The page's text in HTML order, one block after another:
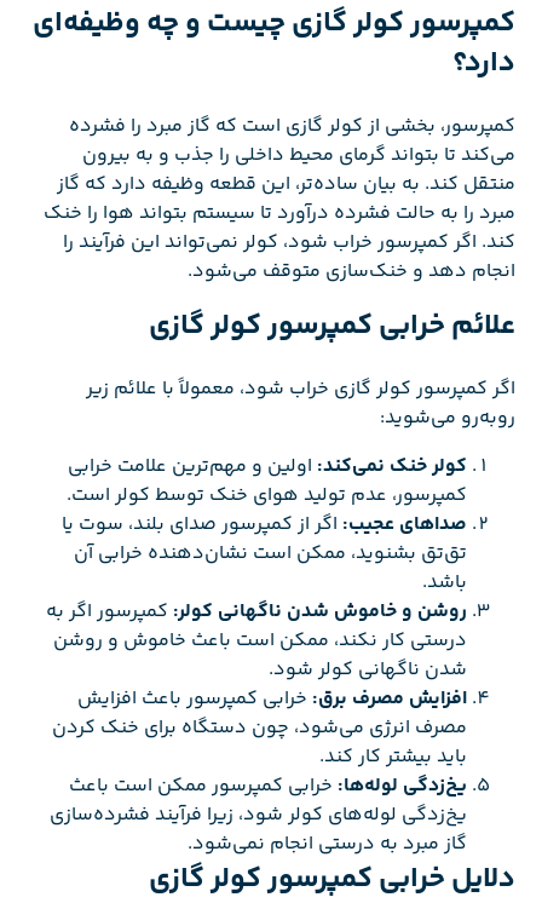
کمپرسور کولر گازی چیست و چه وظیفه‌ای
دارد؟
کمپرسور، بخشی از کولر گازی است که گاز مبرد را فشرده
می‌کند تا بتواند گرمای محیط داخلی را جذب و به بیرون
منتقل کند. به بیان ساده‌تر، این قطعه وظیفه دارد که گاز
مبرد را به حالت فشرده درآورد تا سیستم بتواند هوا را خنک
کند. اگر کمپرسور خراب شود، کولر نمی‌تواند این فرآیند را
انجام دهد و خنک‌سازی متوقف می‌شود.
علائم خرابی کمپرسور کولر گازی
اگر کمپرسور کولر گازی خراب شود، معمولاً با علائم زیر
روبه‌رو می‌شوید:
کولر خنک نمی‌کند: اولین و مهم‌ترین علامت خرابی
کمپرسور، عدم تولید هوای خنک توسط کولر است.
صداهای عجیب: اگر از کمپرسور صدای بلند، سوت یا
تق‌تق بشنوید، ممکن است نشان‌دهنده خرابی آن
باشد.
روشن و خاموش شدن ناگهانی کولر: کمپرسور اگر به
درستی کار نکند، ممکن است باعث خاموش و روشن
شدن ناگهانی کولر شود.
افزایش مصرف برق: خرابی کمپرسور باعث افزایش
مصرف انرژی می‌شود، چون دستگاه برای خنک کردن
باید بیشتر کار کند.
یخ‌زدگی لوله‌ها: خرابی کمپرسور ممکن است باعث
یخ‌زدگی لوله‌های کولر شود، زیرا فرآیند فشرده‌سازی
گاز مبرد به درستی انجام نمی‌شود.
دلایل خرابی کمپرسور کولر گازی